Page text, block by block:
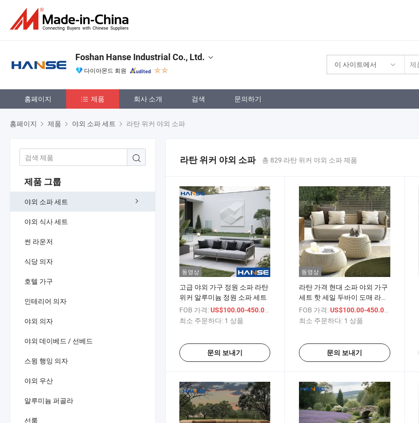
이 사이트에서
Foshan Hanse Industrial Co., Ltd.
다이아몬드 회원
홈페이지 제품 회사 소개 검색 문의하기
홈페이지 제품 야외 소파 세트 라탄 위커 야외 소파
제품 그룹
야외 소파 세트
야외 식사 세트
썬 라운저
식당 의자
호텔 가구
인테리어 의자
야외 의자
야외 데이베드 / 선베드
스윙 행잉 의자
야외 우산
알루미늄 퍼골라
선룸
라탄 위커 야외 소파 총 829 라탄 위커 야외 소파 제품
동영상
고급 야외 가구 정원 소파 라탄
위커 알루미늄 정원 소파 세트
FOB 가격:US$100.00-450.00
최소 주문하다: 1 상품
문의 보내기
동영상
라탄 가격 현대 소파 야외 가구
세트 핫 세일 두바이 도매 라탄
가격 현대 소파 야외 가구 세트
FOB 가격: US$100.00-450.00
최소 주문하다: 1 상품
문의 보내기